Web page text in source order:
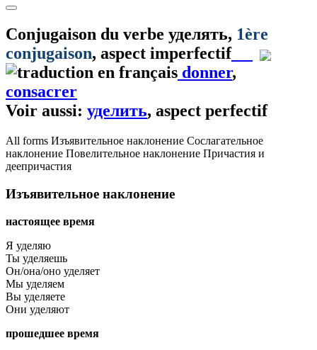
Conjugaison du verbe уделять, 1ère
conjugaison, aspect imperfectif
donner,
consacrer
Voir aussi: уделить, aspect perfectif
All forms Изъявительное наклонение Сослагательное
наклонение Повелительное наклонение Причастия и
деепричастия
Изъявительное наклонение
настоящее время
Я уделяю
Ты уделяешь
Он/она/оно уделяет
Мы уделяем
Вы уделяете
Они уделяют
прошедшее время